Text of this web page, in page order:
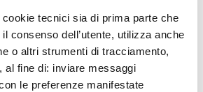
tecnici sia di prima parte che
consenso dell’utente, utilizza anche
o altri strumenti di tracciamento,
al fine di: inviare messaggi
le preferenze manifestate
eventi
settimana